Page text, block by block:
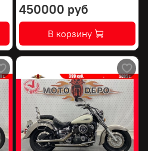
450000 руб
В корзину